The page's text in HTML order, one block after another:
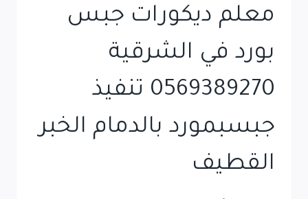
معلم ديكورات جبس
بورد في الشرقية
0569389270 تنفيذ
جبسبمورد بالدمام الخبر
القطيف